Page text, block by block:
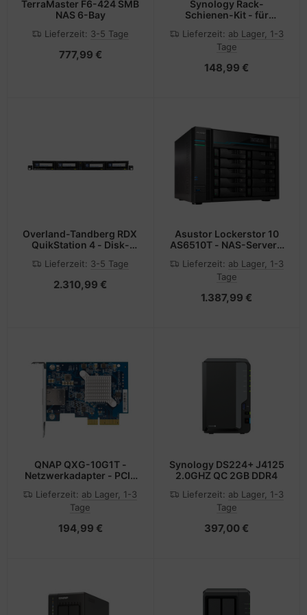
TerraMaster F6-424 SMB
NAS 6-Bay
Lieferzeit: 3-5 Tage
777,99 €
Synology Rack-
Schienen-Kit - für
SA3200, SA3400
Lieferzeit: ab Lager, 1-3
Tage
148,99 €
Overland-Tandberg RDX
QuikStation 4 - Disk-
Lieferzeit: 3-5 Tage
2.310,99 €
Asustor Lockerstor 10
AS6510T - NAS-Server -
Lieferzeit: ab Lager, 1-3
Tage
1.387,99 €
QNAP QXG-10G1T -
Netzwerkadapter - PCIe
Lieferzeit: ab Lager, 1-3
Tage
194,99 €
Synology DS224+ J4125
2.0GHZ QC 2GB DDR4
Lieferzeit: ab Lager, 1-3
Tage
397,00 €